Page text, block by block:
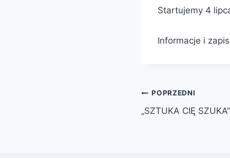
Startujemy 4
Informacje i
Nawigacja
wpisu
POPRZEDNI
„SZTUKA CIĘ